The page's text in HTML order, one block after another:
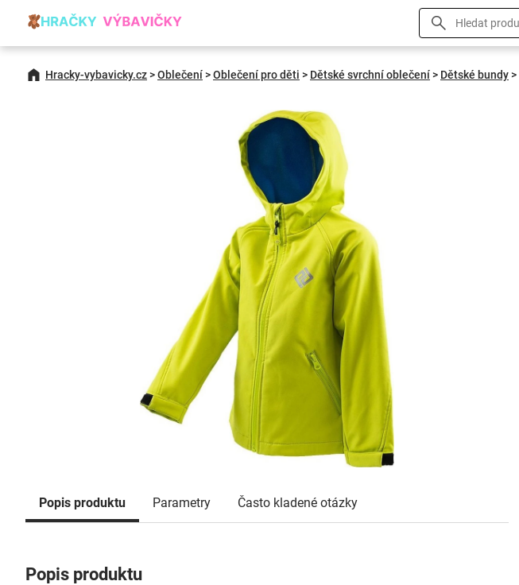
Hracky-vybavicky.cz>Oblečení>Oblečení pro děti > Dětské svrchní oblečení> Dětské bundy>
Popis produktu Parametry Často kladené otázky
Popis produktu